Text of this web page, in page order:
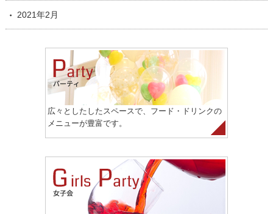
2021年2月
広々としたしたスペースで、フード・ドリンクの
メニューが豊富です。